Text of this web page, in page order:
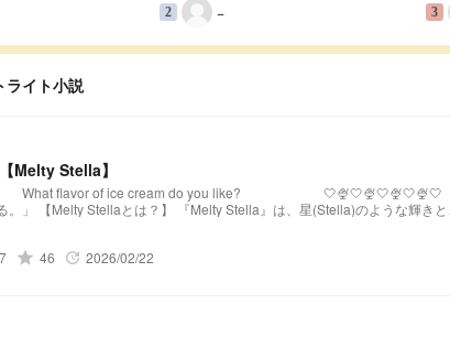
2 − 3
ライト小説
Melty Stella】
of ice cream do you like? 🤍🍨🤍🍨🤍🍨🤍🍨🤍 「あなたの日常を甘く、冷たく、きらめ
うな輝きと、心を甘く溶かす(Melty)ような配信を届
grade 46 update 2026/02/22